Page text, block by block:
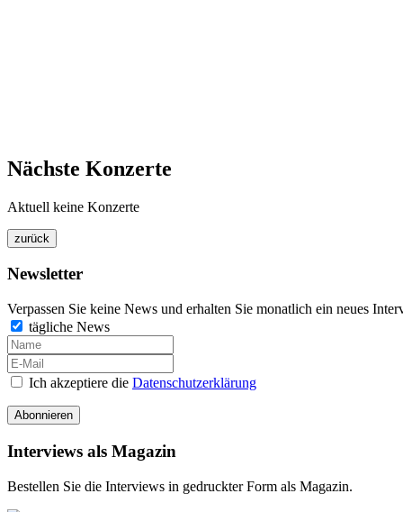
Nächste Konzerte
Aktuell keine Konzerte
Newsletter
Verpassen Sie keine News und erhalten Sie monatlich ein neues
tägliche News
Ich akzeptiere die Datenschutzerklärung
Abonnieren
Interviews als Magazin
Bestellen Sie die Interviews in gedruckter Form als Magazin.